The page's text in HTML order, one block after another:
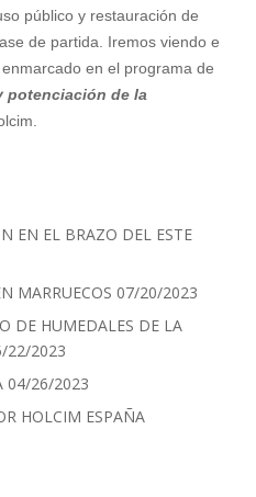
público y restauración de
de partida. Iremos viendo e
en el programa de
potenciación de la
EN EL BRAZO DEL ESTE
MARRUECOS 07/20/2023
DE HUMEDALES DE LA
22/2023
04/26/2023
HOLCIM ESPAÑA